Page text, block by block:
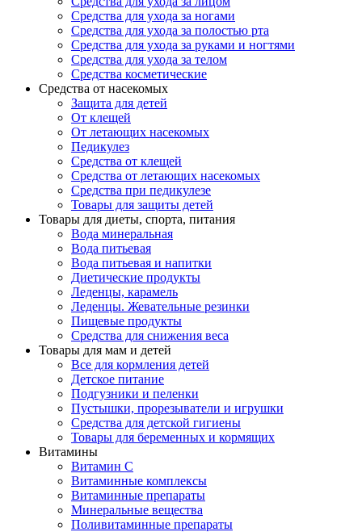
Средства для ухода за ногами
Средства для ухода за полостью рта
Средства для ухода за руками и ногтями
Средства для ухода за телом
Средства косметические
Средства от насекомых
Защита для детей
От клещей
От летающих насекомых
Педикулез
Средства от клещей
Средства от летающих насекомых
Средства при педикулезе
Товары для защиты детей
Товары для диеты, спорта, питания
Вода минеральная
Вода питьевая
Вода питьевая и напитки
Диетические продукты
Леденцы, карамель
Леденцы. Жевательные резинки
Пищевые продукты
Средства для снижения веса
Товары для мам и детей
Все для кормления детей
Детское питание
Подгузники и пеленки
Пустышки, прорезыватели и игрушки
Средства для детской гигиены
Товары для беременных и кормящих
Витамины
Витамин С
Витаминные комплексы
Витаминные препараты
Минеральные вещества
Поливитаминные препараты